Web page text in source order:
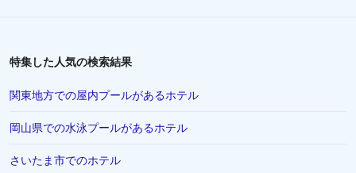
特集した人気の検索結果
関東地方での屋内プールがあるホテル
岡山県での水泳プールがあるホテル
さいたま市でのホテル